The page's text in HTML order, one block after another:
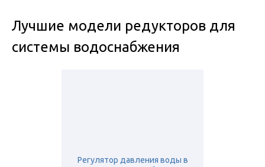
Лучшие модели редукторов для
системы водоснабжения
Регулятор давления воды в